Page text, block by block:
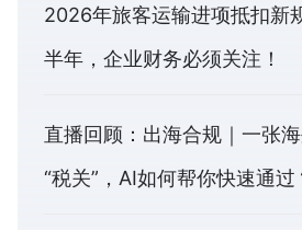
2026年旅客运输进项抵扣新
半年，企业财务必须关注！
直播回顾：出海合规｜一张
“税关”，AI如何帮你快速通过